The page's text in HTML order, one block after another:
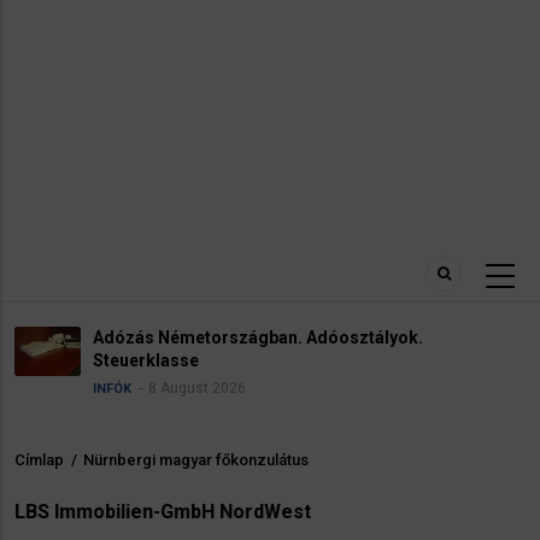
Adózás Németországban. Adóosztályok.
Steuerklasse
INFÓK 8 August 2026
Morzsa
Címlap / Nürnbergi magyar főkonzulátus
LBS Immobilien-GmbH NordWest